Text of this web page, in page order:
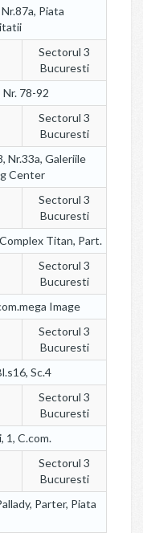
Piata
Sectorul 3
Bucuresti
78-92
Sectorul 3
Bucuresti
Nr.33a, Galeriile
Center
Sectorul 3
Bucuresti
Titan, Part.
Sectorul 3
Bucuresti
Image
Sectorul 3
Bucuresti
Sc.4
Sectorul 3
Bucuresti
1, C.com.
Sectorul 3
Bucuresti
Parter, Piata